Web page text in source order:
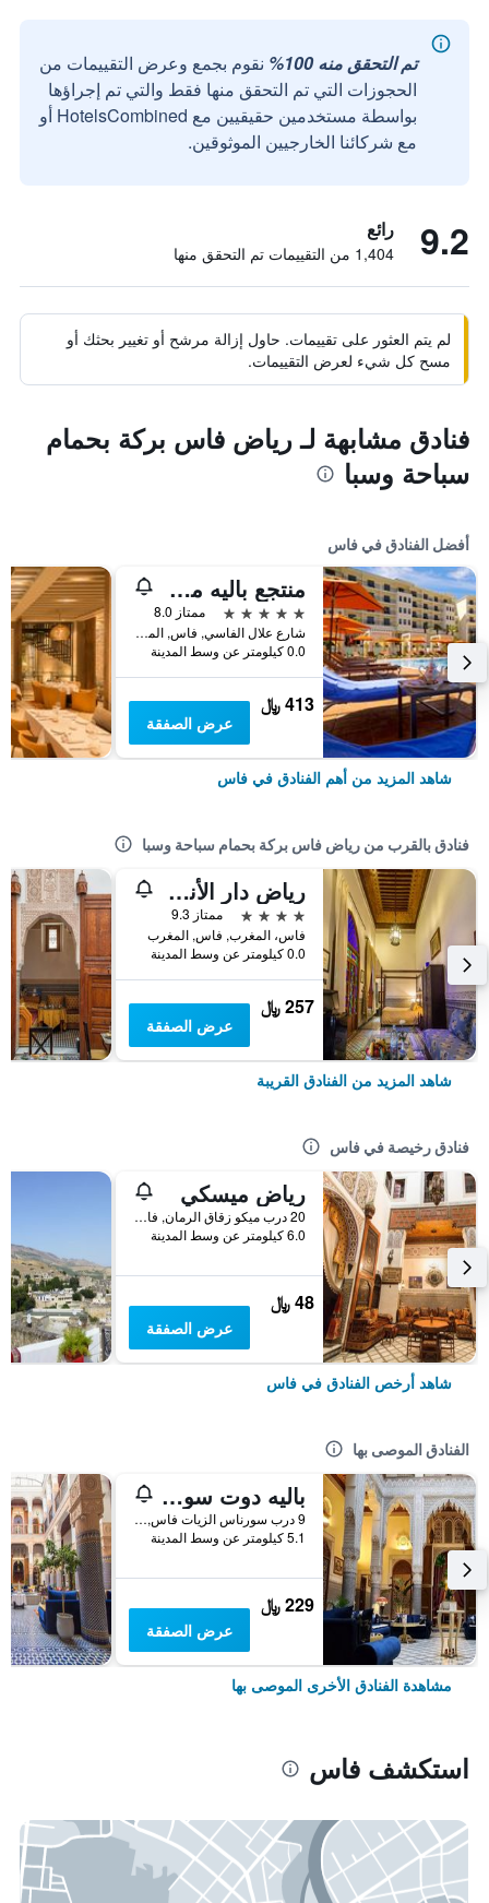
تم التحقق منه 100%
نقوم بجمع وعرض التقييمات من
الحجوزات التي تم التحقق منها فقط والتي تم إجراؤها
بواسطة مستخدمين حقيقيين مع HotelsCombined أو
مع شركائنا الخارجيين الموثوقين.
9.2 رائع
1,404 من التقييمات تم التحقق منها
لم يتم العثور على تقييمات. حاول إزالة مرشح أو تغيير بحثك أو
مسح كل شيء لعرض التقييمات.
فنادق مشابهة لـ رياض فاس بركة بحمام
سباحة وسبا
أفضل الفنادق في فاس
منتجع باليه مدينة رياض
5 نجوم
ممتاز 8.0
شارع علال الفاسي, فاس, المغرب
0.0 كيلومتر عن وسط المدينة
413 ﷼
عرض الصفقة
شاهد المزيد من أهم الفنادق في فاس
فنادق بالقرب من رياض فاس بركة بحمام سباحة وسبا
رياض دار الأندلس
4 نجوم
ممتاز 9.3
فاس، المغرب, فاس, المغرب
0.0 كيلومتر عن وسط المدينة
257 ﷼
عرض الصفقة
شاهد المزيد من الفنادق القريبة
فنادق رخيصة في فاس
رياض ميسكي
20 درب ميكو زقاق الرمان, فاس, المغرب
6.0 كيلومتر عن وسط المدينة
48 ﷼
عرض الصفقة
شاهد أرخص الفنادق في فاس
الفنادق الموصى بها
باليه دوت سويتس إيه سبا فاس
9 درب سورناس الزيات فاس, فاس, المغرب
5.1 كيلومتر عن وسط المدينة
229 ﷼
عرض الصفقة
مشاهدة الفنادق الأخرى الموصى بها
استكشف فاس